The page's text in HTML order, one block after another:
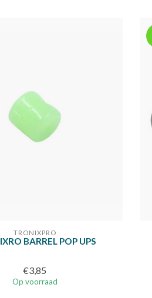
TRONIXPRO
BARREL POP UPS
€3,85
Op voorraad